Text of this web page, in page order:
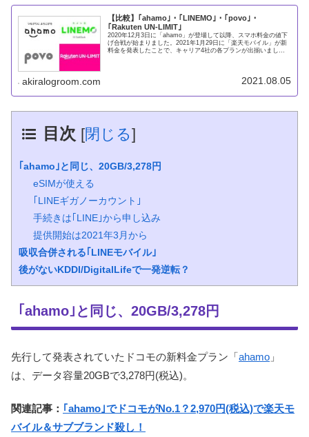
【比較】｢ahamo｣・｢LINEMO｣・｢povo｣・
｢Rakuten UN-LIMIT｣
2020年12月3日に「ahamo」が登場して以降、スマホ料金の値下
げ合戦が始まりました。2021年1月29日に「楽天モバイル」が新
料金を発表したことで、キャリア4社の各プランが出揃いまし
akiralogroom.com 2021.08.05
目次 [閉じる]
｢ahamo｣と同じ、20GB/3,278円
eSIMが使える
｢LINEギガノーカウント｣
手続きは｢LINE｣から申し込み
提供開始は2021年3月から
吸収合併される｢LINEモバイル｣
後がないKDDI/DigitalLifeで一発逆転？
｢ahamo｣と同じ、20GB/3,278円
先行して発表されていたドコモの新料金プラン「ahamo 」
は、データ容量20GBで3,278円(税込)。
関連記事： ｢ahamo｣でドコモがNo.1？2,970円(税込)で楽天モ
バイル＆サブブランド殺し！